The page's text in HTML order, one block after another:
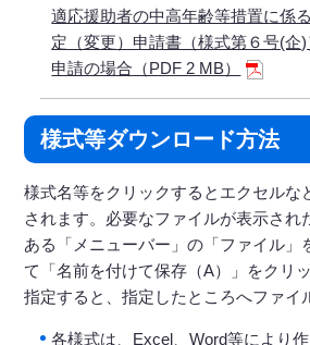
適応援助者の中高年齢等措置に係
定（変更）申請書（様式第６号(
申請の場合（PDF 2 MB）
様式等ダウンロード方法
様式名等をクリックするとエクセルな
されます。必要なファイルが表示され
ある「メニューバー」の「ファイル」
て「名前を付けて保存（A）」をクリ
指定すると、指定したところへファイ
各様式は、Excel、Word等により